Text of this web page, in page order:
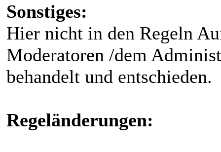
Sonstiges:
Hier nicht in den Regeln
Moderatoren /dem
behandelt und entschieden.
Regeländerungen: